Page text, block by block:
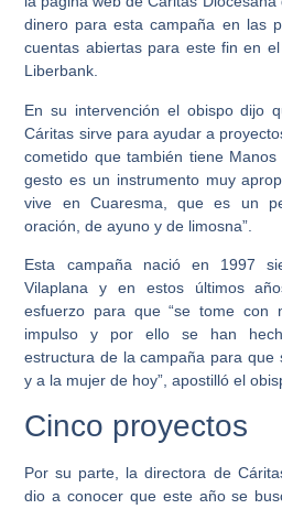
dinero para esta campaña en las
cuentas abiertas para este fin en
Liberbank.
En su intervención el obispo dijo
Cáritas sirve para ayudar a
cometido que también tiene
gesto es un instrumento muy
vive en Cuaresma, que es un
oración, de ayuno y de limosna”.
Esta campaña nació en 1997
Vilaplana y en estos últimos
esfuerzo para que “se tome con
impulso y por ello se han
estructura de la campaña para que
y a la mujer de hoy”, apostilló el
Cinco proyectos
Por su parte, la directora de
dio a conocer que este año se